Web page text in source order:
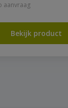
aanvraag
Bekijk product